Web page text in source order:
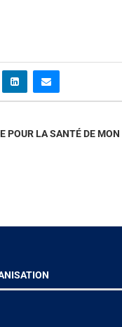
POUR LA SANTÉ DE